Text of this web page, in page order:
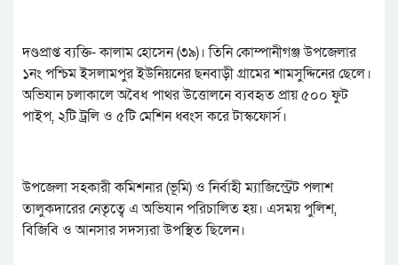
দণ্ডপ্রাপ্ত ব্যক্তি- কালাম হোসেন (৩৯)। তিনি কোম্পানীগঞ্জ উপজেলার
১নং পশ্চিম ইসলামপুর ইউনিয়নের ছনবাড়ী গ্রামের শামসুদ্দিনের ছেলে।
অভিযান চলাকালে অবৈধ পাথর উত্তোলনে ব্যবহৃত প্রায় ৫০০ ফুট
পাইপ, ২টি ট্রলি ও ৫টি মেশিন ধ্বংস করে টাস্কফোর্স।
উপজেলা সহকারী কমিশনার (ভূমি) ও নির্বাহী ম্যাজিস্ট্রেট পলাশ
তালুকদারের নেতৃত্বে এ অভিযান পরিচালিত হয়। এসময় পুলিশ,
বিজিবি ও আনসার সদস্যরা উপস্থিত ছিলেন।